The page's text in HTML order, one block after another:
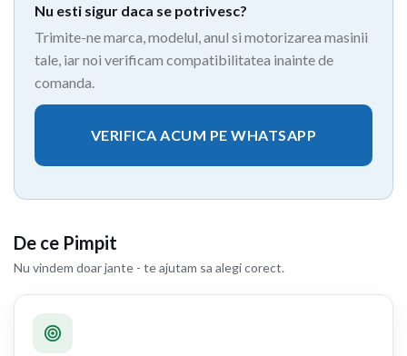
Nu esti sigur daca se potrivesc?
Trimite-ne marca, modelul, anul si motorizarea masinii
tale, iar noi verificam compatibilitatea inainte de
comanda.
VERIFICA ACUM PE WHATSAPP
De ce Pimpit
Nu vindem doar jante - te ajutam sa alegi corect.